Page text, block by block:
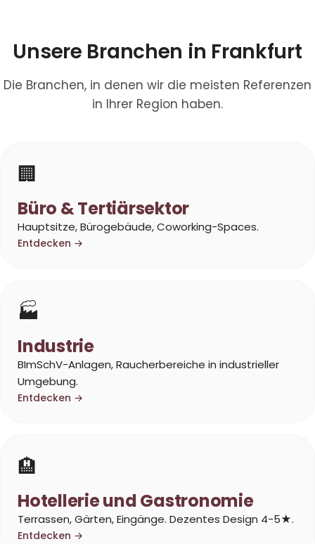
Unsere Branchen in Frankfurt
Die Branchen, in denen wir die meisten Referenzen
in Ihrer Region haben.
🏢
Büro & Tertiärsektor
Hauptsitze, Bürogebäude, Coworking-Spaces.
Entdecken →
🏭
Industrie
BImSchV-Anlagen, Raucherbereiche in industrieller
Umgebung.
Entdecken →
🏨
Hotellerie und Gastronomie
Terrassen, Gärten, Eingänge. Dezentes Design 4-5★.
Entdecken →